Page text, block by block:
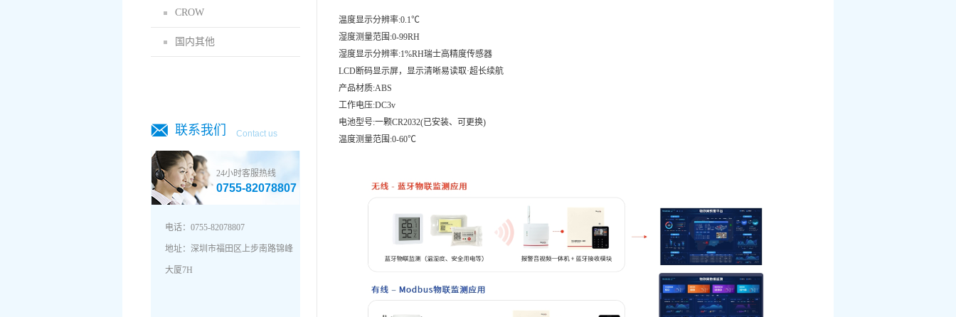
CROW
国内其他
联系我们 Contact us
24小时客服热线
0755-82078807
电话：0755-82078807
地址：深圳市福田区上步南路锦峰
地址：深圳市福田区上步南路锦峰
大厦7H
温度显示分辨率:0.1℃
湿度测量范围:0-99RH
湿度显示分辨率:1%RH瑞士高精度传感器
LCD断码显示屏，显示清晰易读取·超长续航
产品材质:ABS
工作电压:DC3v
电池型号:一颗CR2032(已安装、可更换)
温度测量范围:0-60℃